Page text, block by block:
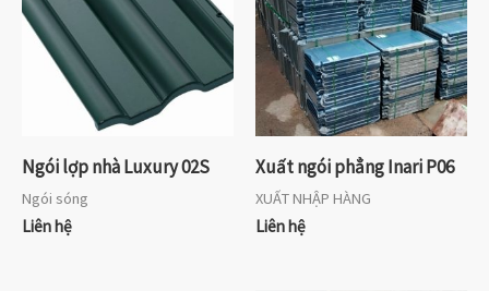
Ngói lợp nhà Luxury 02S
Ngói sóng
Liên hệ
Xuất ngói phẳng Inari P06
XUẤT NHẬP HÀNG
Liên hệ